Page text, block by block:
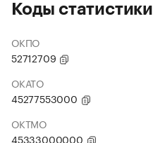
Коды статистики
ОКПО
52712709
ОКАТО
45277553000
ОКТМО
45333000000